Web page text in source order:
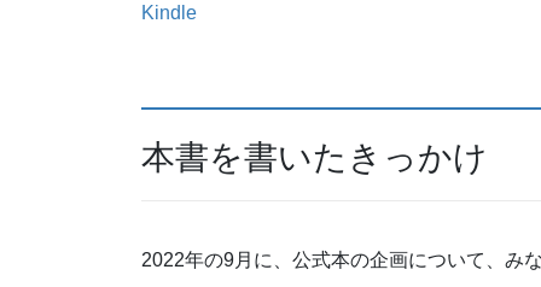
Kindle
本書を書いたきっかけ
2022年の9月に、公式本の企画について、み